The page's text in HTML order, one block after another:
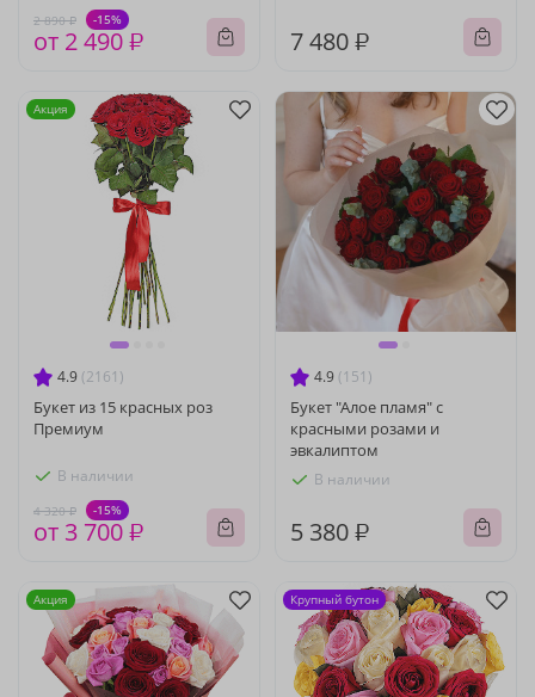
2 890 ₽ -15%
от 2 490 ₽ 7 480 ₽
4.9 (2161)
Букет из 15 красных роз
Премиум
В наличии
4 320 ₽ -15%
от 3 700 ₽
Акция
4.9 (151)
Букет "Алое пламя" с
красными розами и
эвкалиптом
В наличии
5 380 ₽
Акция Крупный бутон